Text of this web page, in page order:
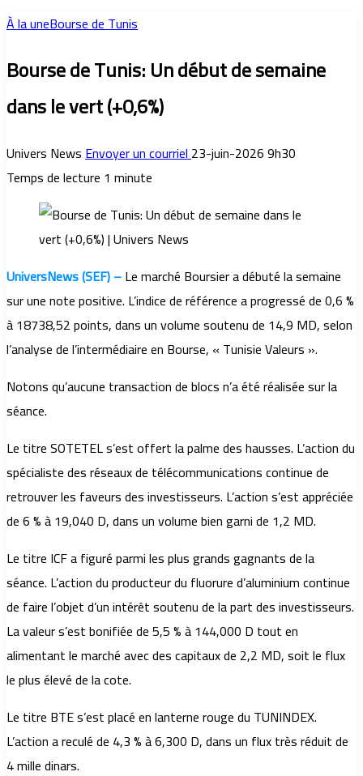
À la uneBourse de Tunis
Bourse de Tunis: Un début de semaine
dans le vert (+0,6%)
Univers NewsEnvoyer un courriel23-juin-2026 9h30
Temps de lecture 1 minute
UniversNews (SEF) –Le marché Boursier a débuté la semaine
sur une note positive. L’indice de référence a progressé de 0,6 %
à 18738,52 points, dans un volume soutenu de 14,9 MD, selon
l’analyse de l’intermédiaire en Bourse, « Tunisie Valeurs ».
Notons qu’aucune transaction de blocs n’a été réalisée sur la
séance.
Le titre SOTETEL s’est offert la palme des hausses. L’action du
spécialiste des réseaux de télécommunications continue de
retrouver les faveurs des investisseurs. L’action s’est appréciée
de 6 % à 19,040 D, dans un volume bien garni de 1,2 MD.
Le titre ICF a figuré parmi les plus grands gagnants de la
séance. L’action du producteur du fluorure d’aluminium continue
de faire l’objet d’un intérêt soutenu de la part des investisseurs.
La valeur s’est bonifiée de 5,5 % à 144,000 D tout en
alimentant le marché avec des capitaux de 2,2 MD, soit le flux
le plus élevé de la cote.
Le titre BTE s’est placé en lanterne rouge du TUNINDEX.
L’action a reculé de 4,3 % à 6,300 D, dans un flux très réduit de
4 mille dinars.